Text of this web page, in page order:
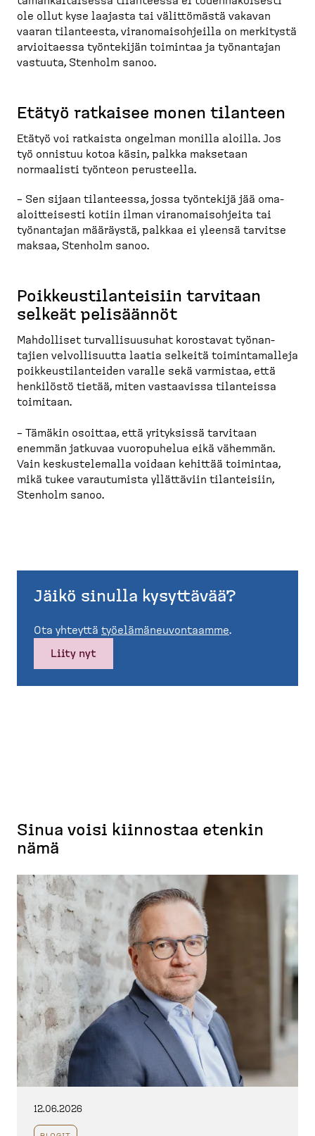
ole ollut kyse laajasta tai välittömästä vakavan
vaaran tilanteesta, viranomais­oh­jeilla on merkitystä
arvioi­taessa työntekijän toimintaa ja työnantajan
vastuuta, Stenholm sanoo.
Etätyö ratkaisee monen tilanteen
Etätyö voi ratkaista ongelman monilla aloilla. Jos
työ onnistuu kotoa käsin, palkka maksetaan
normaalisti työnteon perusteella.
– Sen sijaan tilanteessa, jossa työntekijä jää oma-​
aloitteisesti kotiin ilman viranomais­ohjeita tai
työnantajan määräystä, palkkaa ei yleensä tarvitse
maksaa, Stenholm sanoo.
Poikkeus­ti­lan­teisiin tarvitaan
selkeät pelisäännöt
Mahdolliset turval­li­suusuhat korostavat työnan­
tajien velvol­li­suutta laatia selkeitä toimin­ta­malleja
poikkeus­ti­lan­teiden varalle sekä varmistaa, että
henkilöstö tietää, miten vastaavissa tilanteissa
toimitaan.
– Tämäkin osoittaa, että yrityksissä tarvitaan
enemmän jatkuvaa vuoropuhelua eikä vähemmän.
Vain keskus­te­lemalla voidaan kehittää toimintaa,
mikä tukee varautumista yllättäviin tilanteisiin,
Stenholm sanoo.
Jäikö sinulla kysyttävää?
Ota yhteyttä työelä­mä­neu­von­taamme.
Liity nyt
Sinua voisi kiinnostaa etenkin
nämä
12.06.2026